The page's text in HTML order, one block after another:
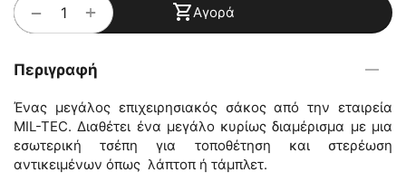
+
− Αγορά
Περιγραφή
Ένας μεγάλος επιχειρησιακός σάκος από την εταιρεία
MIL-TEC. Διαθέτει ένα μεγάλο κυρίως διαμέρισμα με μια
εσωτερική τσέπη για τοποθέτηση και στερέωση
αντικειμένων όπως λάπτοπ ή τάμπλετ.